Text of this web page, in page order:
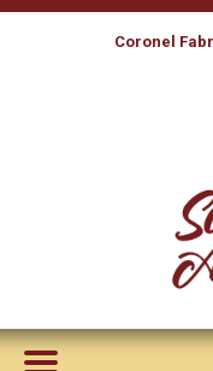
Coronel
DOM
PRESIDE
DIA DA
GERAL
OS